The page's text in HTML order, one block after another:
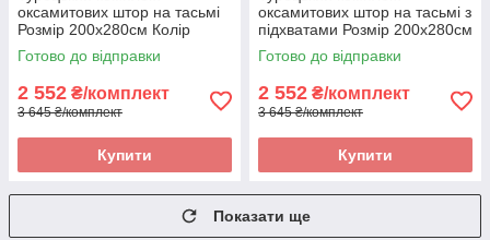
оксамитових штор на тасьмі
Розмір 200х280см Колір
Зелений
Готово до відправки
2 552 ₴/комплект
3 645 ₴/комплект
Купити
оксамитових штор на тасьмі з
підхватами Розмір 200х280см
Колір Кремовий
Готово до відправки
2 552 ₴/комплект
3 645 ₴/комплект
Купити
Показати ще